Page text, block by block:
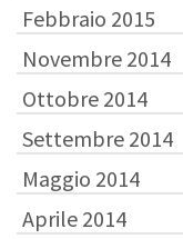
Febbraio 2015
Novembre 2014
Ottobre 2014
Settembre 2014
Maggio 2014
Aprile 2014